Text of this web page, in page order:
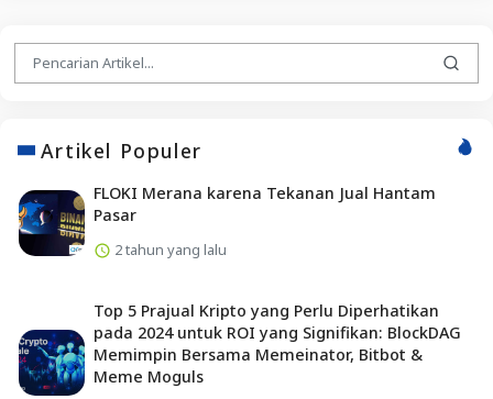
Artikel Populer
FLOKI Merana karena Tekanan Jual Hantam
Pasar
2 tahun yang lalu
Top 5 Prajual Kripto yang Perlu Diperhatikan
pada 2024 untuk ROI yang Signifikan: BlockDAG
Memimpin Bersama Memeinator, Bitbot &
Meme Moguls